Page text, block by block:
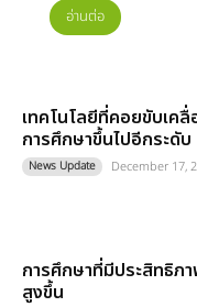
อ่านต่อ
เทคโนโลยีที่คอยขับเคลื่
การศึกษาขึ้นไปอีกระดับ
News Update December 17,
การศึกษาที่มีประสิทธิภ
สูงขึ้น